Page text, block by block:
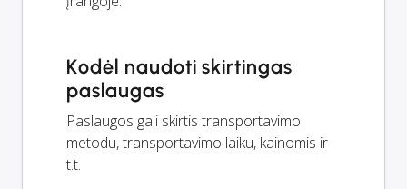
Kodėl naudoti skirtingas
paslaugas
Paslaugos gali skirtis transportavimo
metodu, transportavimo laiku, kainomis ir
t.t.